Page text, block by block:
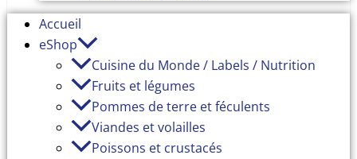
Accueil
eShop
Cuisine du Monde / Labels / Nutrition
Fruits et légumes
Pommes de terre et féculents
Viandes et volailles
Poissons et crustacés